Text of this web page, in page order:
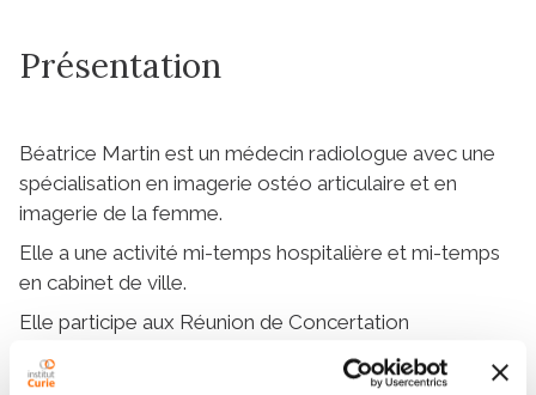
Présentation
Béatrice Martin est un médecin radiologue avec une
spécialisation en imagerie ostéo articulaire et en
imagerie de la femme.
Elle a une activité mi-temps hospitalière et mi-temps
en cabinet de ville.
Elle participe aux Réunion de Concertation
Cloud.